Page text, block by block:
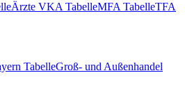
Ärzte VKA TabelleMFA TabelleTFA
TabelleGroß- und Außenhandel